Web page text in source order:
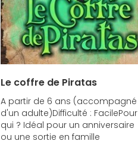
Le coffre de Piratas
A partir de 6 ans (accompagné
d'un adulte)Difficulté : FacilePour
qui ? Idéal pour un anniversaire
ou une sortie en famille